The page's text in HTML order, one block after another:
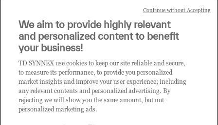
Sei un rivenditore di tecnologia e desideri acquistare
i prodotti o le soluzioni trattate sul blog?
CLICCA QUI E DIVENTA
CLIENTE TD SYNNEX
We aim to provide highly relevant
and personalized content to benefit
your business!
TD SYNNEX use cookies to keep our site reliable and secure,
to measure its performance, to provide you personalized
market insights and improve your user experience; including
any relevant contents and personalized advertising. By
rejecting we will show you the same amount, but not
personalized marketing ads.
Continue without Accepting